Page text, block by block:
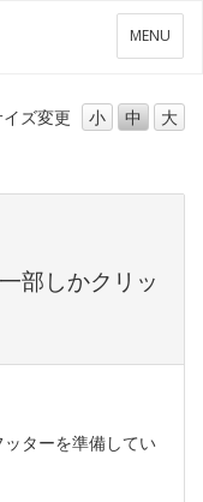
メ
ニ
ー
MENU
ズ変更 小 中 大
部しかクリッ
ターを準備してい